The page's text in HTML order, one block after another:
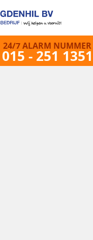
24/7 ALARM NUMMER
015 - 251 1351